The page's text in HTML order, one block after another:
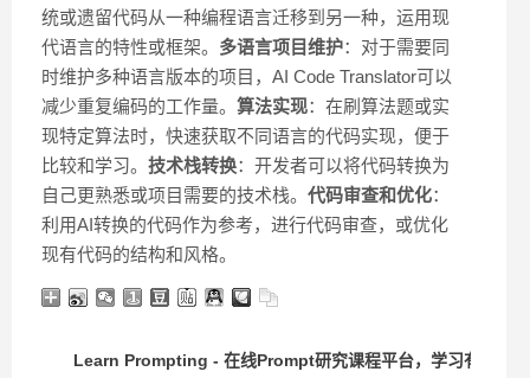
统或遗留代码从一种编程语言迁移到另一种，运用现
代语言的特性或框架。 多语言项目维护：对于需要同
时维护多种语言版本的项目，AI Code Translator可以
减少重复编码的工作量。 算法实现：在刷算法题或实
现特定算法时，快速获取不同语言的代码实现，便于
比较和学习。 技术栈转换：开发者可以将代码转换为
自己更熟悉或项目需要的技术栈。 代码审查和优化：
利用AI转换的代码作为参考，进行代码审查，或优化
现有代码的结构和风格。
Learn Prompting - 在线Prompt研究课程平台，学习有效的